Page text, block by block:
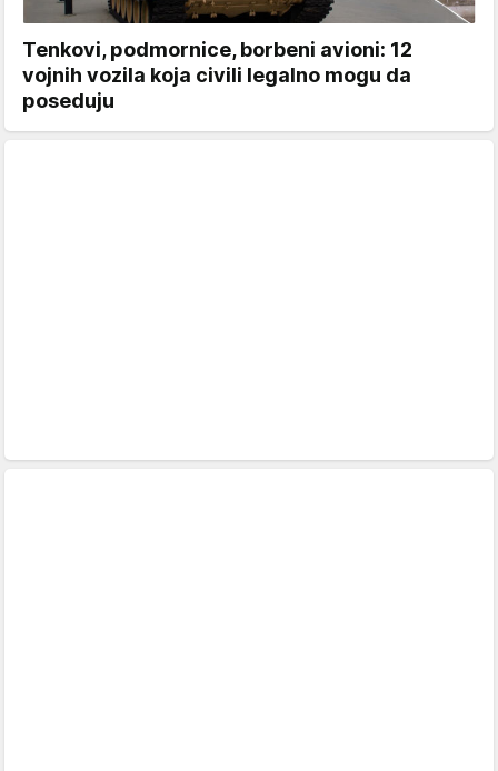
Tenkovi, podmornice, borbeni avioni: 12
vojnih vozila koja civili legalno mogu da
poseduju